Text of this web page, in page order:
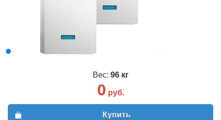
Вес: 96 кг
0 руб.
Купить